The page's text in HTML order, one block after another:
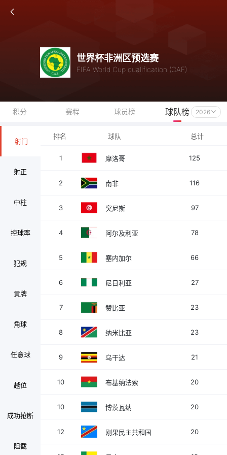
世界杯非洲区预选赛
FIFA World Cup qualification (CAF)
积分 赛程 球员榜 球队榜 2026
射门
射正
中柱
控球率
犯规
黄牌
角球
任意球
越位
成功抢断
阻截
排名 球队 总计
1 摩洛哥 125
2 南非 116
3 突尼斯 97
4 阿尔及利亚 78
5 塞内加尔 66
6 尼日利亚 27
7 赞比亚 23
8 纳米比亚 23
9 乌干达 21
10 布基纳法索 20
10 博茨瓦纳 20
12 刚果民主共和国 20